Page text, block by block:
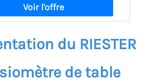
du RIESTER
de table